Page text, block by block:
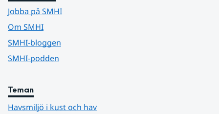
Jobba på SMHI
Om SMHI
SMHI-bloggen
SMHI-podden
Teman
Havsmiljö i kust och hav